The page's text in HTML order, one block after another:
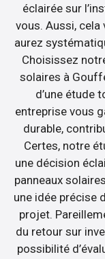
éclairée sur
vous. Aussi, cela
aurez
Choisissez
solaires à
d’une étude
entreprise vous
durable,
Certes, notre
une décision
panneaux
une idée précise
projet.
du retour sur
possibilité